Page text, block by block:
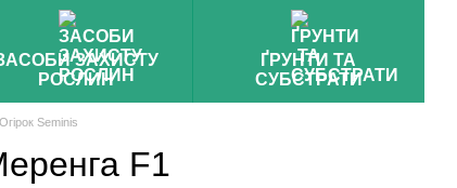
ЗАХИСТУ
РОСЛИН
ҐРУНТИ ТА
СУБСТРАТИ
Огірок Seminis
F1